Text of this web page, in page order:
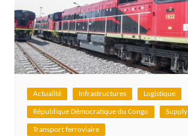
Actualité Infrastructures Logistique
République Démocratique du Congo
Transport ferroviaire